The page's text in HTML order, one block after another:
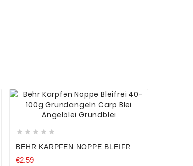
   
    
BEHR KARPFEN NOPPE BLEIFREI
BLEI ANGELBLEI GRUNDBLEI
€2.59